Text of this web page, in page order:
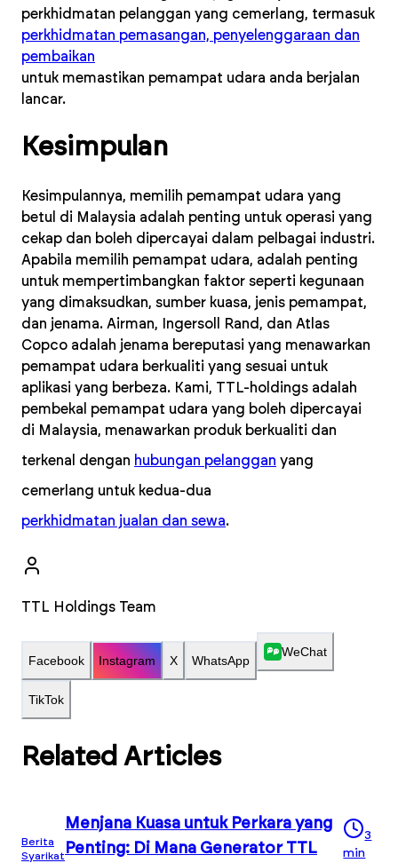
perkhidmatan pelanggan yang cemerlang, termasuk
perkhidmatan pemasangan, penyelenggaraan dan
pembaikan
untuk memastikan pemampat udara anda berjalan
lancar.
Kesimpulan
Kesimpulannya, memilih pemampat udara yang
betul di Malaysia adalah penting untuk operasi yang
cekap dan boleh dipercayai dalam pelbagai industri.
Apabila memilih pemampat udara, adalah penting
untuk mempertimbangkan faktor seperti kegunaan
yang dimaksudkan, sumber kuasa, jenis pemampat,
dan jenama. Airman, Ingersoll Rand, dan Atlas
Copco adalah jenama bereputasi yang menawarkan
pemampat udara berkualiti yang sesuai untuk
aplikasi yang berbeza. Kami, TTL-holdings adalah
pembekal pemampat udara yang boleh dipercayai
di Malaysia, menawarkan produk berkualiti dan
terkenal dengan hubungan pelanggan yang
cemerlang untuk kedua-dua
perkhidmatan jualan dan sewa.
TTL Holdings Team
Facebook Instagram X WhatsApp
WeChat
TikTok
Related Articles
Berita
Syarikat
Menjana Kuasa untuk Perkara yang
Penting: Di Mana Generator TTL
3
min